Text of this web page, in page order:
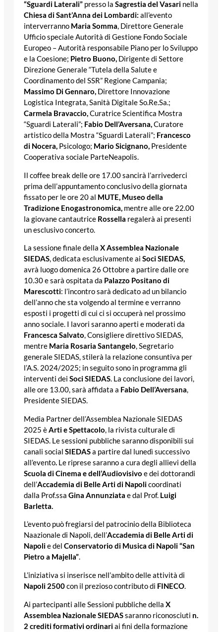
“Sguardi Laterali” presso la Sagrestia del Vasari nella
Chiesa di Sant’Anna dei Lombardi: all’evento
interverranno Maria Somma, Direttore Generale
Ufficio speciale Autorità di Gestione Fondo Sociale
Europeo – Autorità responsabile Piano per lo Sviluppo
e la Coesione; Pietro Buono, Dirigente di Settore
Direzione Generale “Tutela della Salute e
Coordinamento del SSR” Regione Campania;
Massimo Di Gennaro, Direttore Innovazione
Logistica Integrata, Sanità Digitale So.Re.Sa.;
Carmela Bravaccio,Curatrice Scientifica Mostra
“Sguardi Laterali”; Fabio Dell’Aversana,Curatore
artistico della Mostra “Sguardi Laterali”; Francesco
di Nocera, Psicologo; Mario Sicignano, Presidente
Cooperativa sociale ParteNeapolis.
Il coffee break delle ore 17.00 sancirà l’arrivederci
prima dell’appuntamento conclusivo della giornata
fissato per le ore 20 al MUTE, Museo della
Tradizione Enogastronomica, mentre alle ore 22.00
la giovane cantautrice Rossella regalerà ai presenti
un esclusivo concerto.
La sessione finale della X Assemblea Nazionale
SIEDAS, dedicata esclusivamente ai Soci SIEDAS,
avrà luogo domenica 26 Ottobre a partire dalle ore
10.30 e sarà ospitata da Palazzo Positano di
Marescotti: l’incontro sarà dedicato ad un bilancio
dell’anno che sta volgendo al termine e verranno
esposti i progetti di cui ci si occuperà nel prossimo
anno sociale. I lavori saranno aperti e moderati da
Francesca Salvato, Consigliere direttivo SIEDAS,
mentre Maria Rosaria Santangelo, Segretario
generale SIEDAS, stilerà la relazione consuntiva per
l’A.S. 2024/2025; in seguito sono in programma gli
interventi dei Soci SIEDAS. La conclusione dei lavori,
alle ore 13.00, sarà affidata a Fabio Dell’Aversana,
Presidente SIEDAS.
Media Partner dell’Assemblea Nazionale SIEDAS
2025 èArti e Spettacolo, la rivista culturale di
SIEDAS. Le sessioni pubbliche saranno disponibili sui
canali social SIEDASa partire dal lunedì successivo
all’evento. Le riprese saranno a cura degli allievi della
Scuola di Cinema e dell’Audiovisivo e dei dottorandi
dell’Accademia di Belle Arti di Napolicoordinati
dalla Prof.ssa Gina Annunziata e dal Prof. Luigi
Barletta.
L’evento può fregiarsi del patrocinio della Biblioteca
Naazionale di Napoli, dell’Accademia di Belle Arti di
Napolie del Conservatorio di Musica di Napoli “San
Pietro a Majella”.
L’iniziativa si inserisce nell’ambito delle attività di
Napoli 2500con il prezioso contributo di FINECO.
Ai partecipanti alle Sessioni pubbliche della X
Assemblea Nazionale SIEDASsaranno riconosciuti n.
2 crediti formativi ordinariai fini della formazione